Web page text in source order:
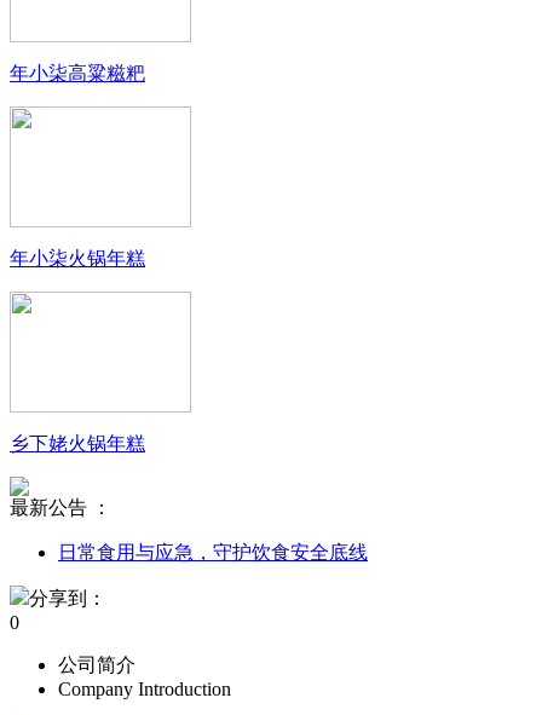
年小柒高粱糍粑
年小柒火锅年糕
乡下姥火锅年糕
最新公告 ：
日常食用与应急，守护饮食安全底线
分享到：
0
公司简介
Company Introduction